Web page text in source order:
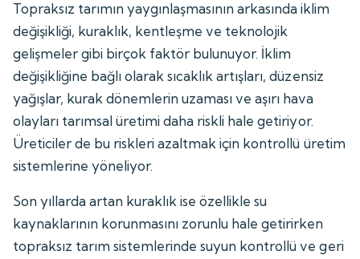
Topraksız tarımın yaygınlaşmasının arkasında iklim
değişikliği, kuraklık, kentleşme ve teknolojik
gelişmeler gibi birçok faktör bulunuyor. İklim
değişikliğine bağlı olarak sıcaklık artışları, düzensiz
yağışlar, kurak dönemlerin uzaması ve aşırı hava
olayları tarımsal üretimi daha riskli hale getiriyor.
Üreticiler de bu riskleri azaltmak için kontrollü üretim
sistemlerine yöneliyor.
Son yıllarda artan kuraklık ise özellikle su
kaynaklarının korunmasını zorunlu hale getirirken
topraksız tarım sistemlerinde suyun kontrollü ve geri